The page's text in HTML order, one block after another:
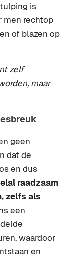
is
men rechtop
of blazen op
zelf
maar
geen
dat de
en dus
raadzaam
zelfs als
een
waardoor
en